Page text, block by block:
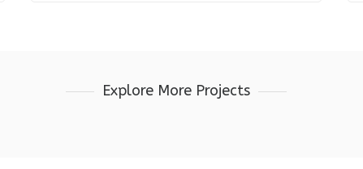
Explore More Projects